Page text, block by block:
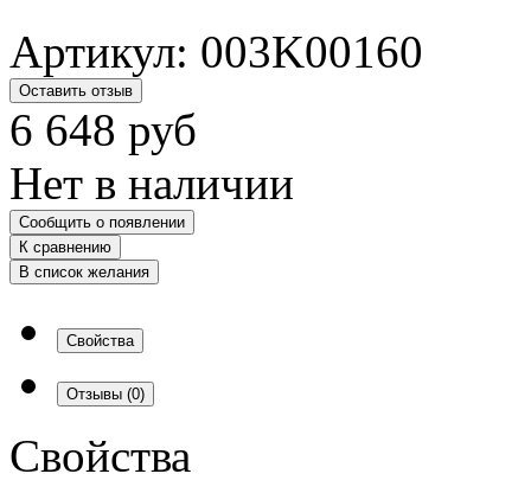
Артикул: 003K00160
Оставить отзыв
6 648 руб
Нет в наличии
Сообщить о появлении
К сравнению
В список желания
Свойства
Отзывы (0)
Свойства